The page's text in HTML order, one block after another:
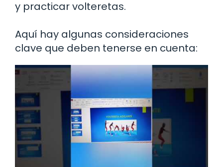
y practicar volteretas.
Aquí hay algunas consideraciones
clave que deben tenerse en cuenta: